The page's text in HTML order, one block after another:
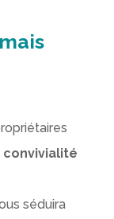
convivialité
séduira